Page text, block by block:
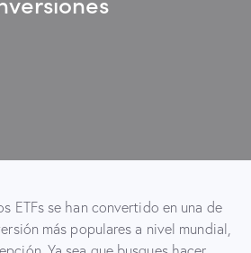
ETFs se han convertido en una de
más populares a nivel mundial,